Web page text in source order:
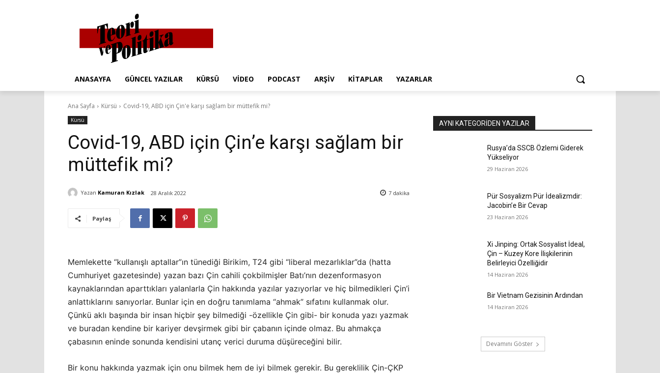
ANASAYFA GÜNCEL YAZILAR KÜRSÜ VIDEO PODCAST ARŞIV KITAPLAR YAZARLAR
Ana Sayfa Kürsü Covid-19, ABD için Çin'e karşı sağlam bir müttefik mi?
Kürsü
Covid-19, ABD için Çin’e karşı sağlam bir
müttefik mi?
Yazan Kamuran Kızlak 28 Aralık 2022 7 dakika
Paylaş
Memlekette “kullanışlı aptallar”ın tünediği Birikim, T24 gibi “liberal mezarlıklar”da (hatta
Cumhuriyet gazetesinde) yazan bazı Çin cahili çokbilmişler Batı’nın dezenformasyon
kaynaklarından aparttıkları yalanlarla Çin hakkında yazılar yazıyorlar ve hiç bilmedikleri Çin’i
anlattıklarını sanıyorlar. Bunlar için en doğru tanımlama “ahmak” sıfatını kullanmak olur.
Çünkü aklı başında bir insan hiçbir şey bilmediği -özellikle Çin gibi- bir konuda yazı yazmak
ve buradan kendine bir kariyer devşirmek gibi bir çabanın içinde olmaz. Bu ahmakça
çabasının eninde sonunda kendisini utanç verici duruma düşüreceğini bilir.
Bir konu hakkında yazmak için onu bilmek hem de iyi bilmek gerekir. Bu gereklilik Çin-ÇKP
AYNI KATEGORIDEN YAZILAR
Rusya’da SSCB Özlemi Giderek
Yükseliyor
29 Haziran 2026
Pür Sosyalizm Pür İdealizmdir:
Jacobin’e Bir Cevap
23 Haziran 2026
Xi Jinping: Ortak Sosyalist İdeal,
Çin – Kuzey Kore İlişkilerinin
Belirleyici Özelliğidir
14 Haziran 2026
Bir Vietnam Gezisinin Ardından
14 Haziran 2026
Devamını Göster